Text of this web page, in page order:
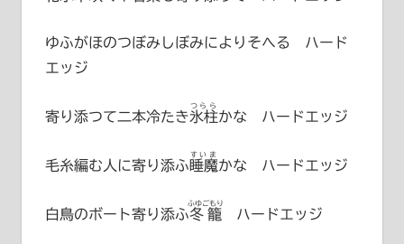
ゆふがほのつぼみしぼみによりそへる ハード
エッジ
寄り添つて二本冷たき氷柱
つらら
かな ハードエッジ
毛糸編む人に寄り添ふ睡魔
すいま
かな ハードエッジ
白鳥のボート寄り添ふ冬籠
ふゆごもり
ハードエッジ